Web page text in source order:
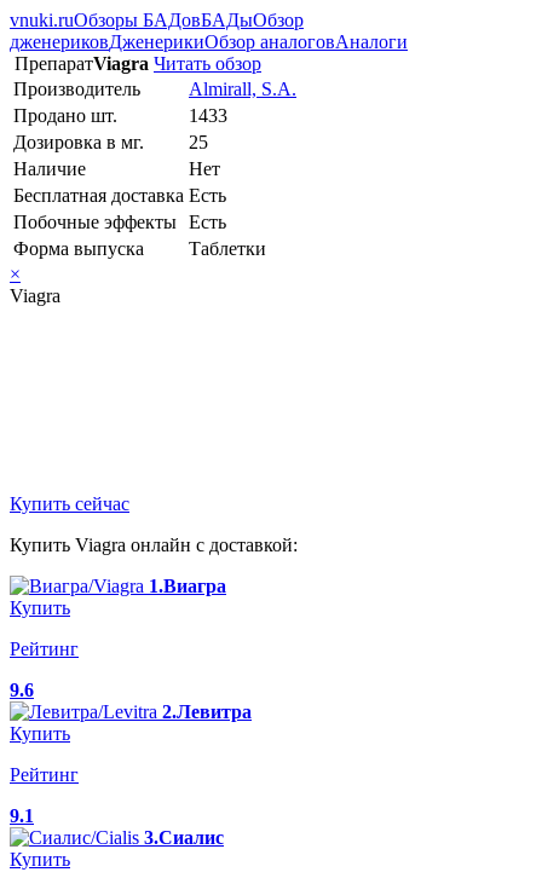
vnuki.ruОбзоры БАДовБАДыОбзор
дженериковДженерикиОбзор аналоговАналоги
ПрепаратViagra Читать обзор
Производитель
Almirall, S.A.
Продано шт.
1433
Дозировка в мг.
25
Наличие
Нет
Бесплатная доставка Есть
Побочные эффекты Есть
Форма выпуска
Таблетки
×
Viagra
Купить сейчас
Купить Viagra онлайн с доставкой:
1.Виагра
Купить
Рейтинг
9.6
2.Левитра
Купить
Рейтинг
9.1
3.Сиалис
Купить